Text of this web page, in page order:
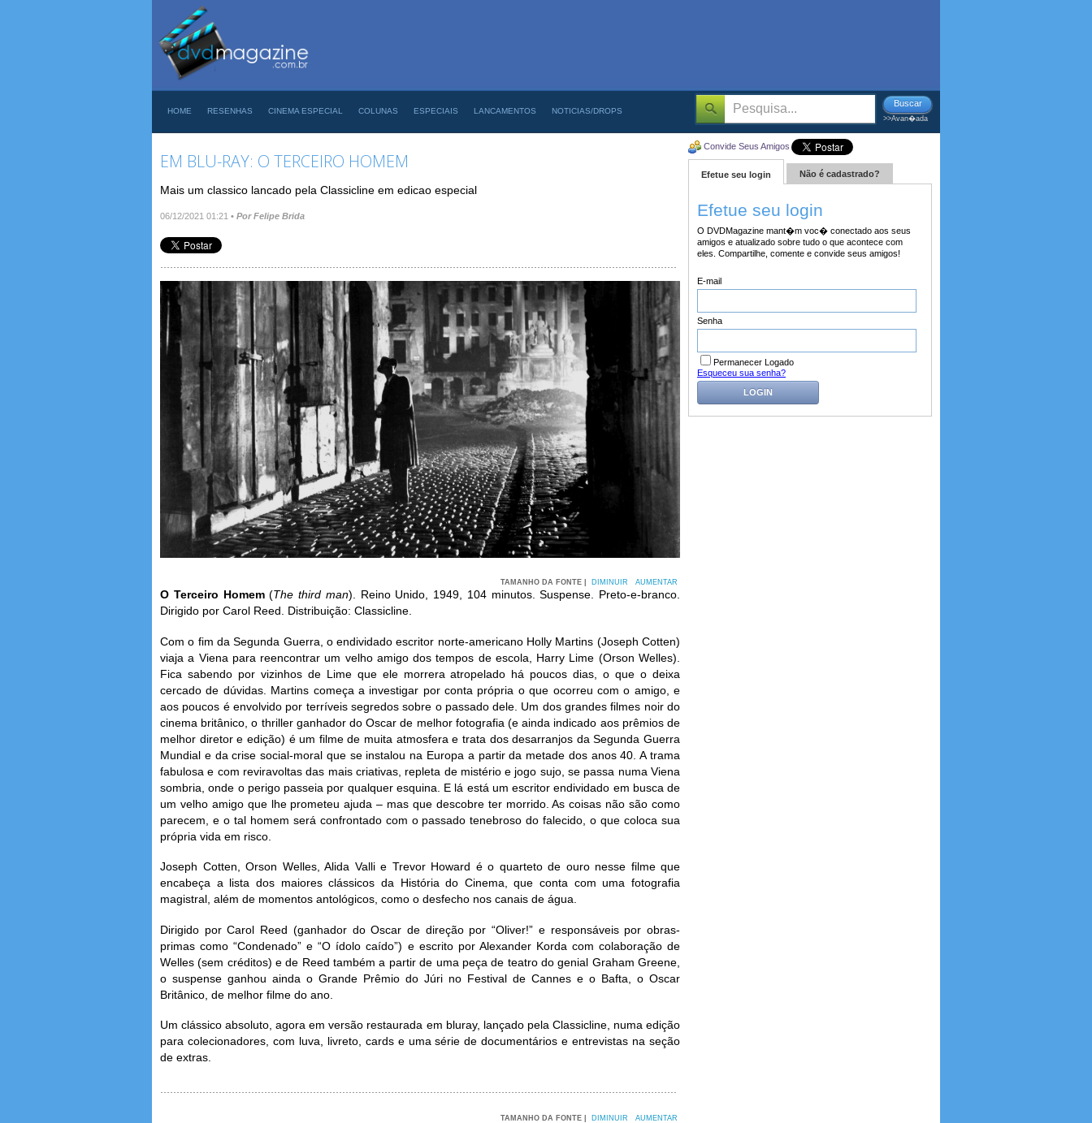
HOME RESENHAS CINEMA ESPECIAL COLUNAS ESPECIAIS LANCAMENTOS NOTICIAS/DROPS
Buscar
>>Avan�ada
EM BLU-RAY: O TERCEIRO HOMEM
Mais um classico lancado pela Classicline em edicao especial
06/12/2021 01:21 • Por Felipe Brida
TAMANHO DA FONTE | DIMINUIR AUMENTAR
O Terceiro Homem(The third man). Reino Unido, 1949, 104 minutos. Suspense. Preto-e-branco.
Dirigido por Carol Reed. Distribuição: Classicline.
Com o fim da Segunda Guerra, o endividado escritor norte-americano Holly Martins (Joseph Cotten)
viaja a Viena para reencontrar um velho amigo dos tempos de escola, Harry Lime (Orson Welles).
Fica sabendo por vizinhos de Lime que ele morrera atropelado há poucos dias, o que o deixa
cercado de dúvidas. Martins começa a investigar por conta própria o que ocorreu com o amigo, e
aos poucos é envolvido por terríveis segredos sobre o passado dele. Um dos grandes filmes noir do
cinema britânico, o thriller ganhador do Oscar de melhor fotografia (e ainda indicado aos prêmios de
melhor diretor e edição) é um filme de muita atmosfera e trata dos desarranjos da Segunda Guerra
Mundial e da crise social-moral que se instalou na Europa a partir da metade dos anos 40. A trama
fabulosa e com reviravoltas das mais criativas, repleta de mistério e jogo sujo, se passa numa Viena
sombria, onde o perigo passeia por qualquer esquina. E lá está um escritor endividado em busca de
um velho amigo que lhe prometeu ajuda – mas que descobre ter morrido. As coisas não são como
parecem, e o tal homem será confrontado com o passado tenebroso do falecido, o que coloca sua
própria vida em risco.
Joseph Cotten, Orson Welles, Alida Valli e Trevor Howard é o quarteto de ouro nesse filme que
encabeça a lista dos maiores clássicos da História do Cinema, que conta com uma fotografia
magistral, além de momentos antológicos, como o desfecho nos canais de água.
Dirigido por Carol Reed (ganhador do Oscar de direção por “Oliver!” e responsáveis por obras-
primas como “Condenado” e “O ídolo caído”) e escrito por Alexander Korda com colaboração de
Welles (sem créditos) e de Reed também a partir de uma peça de teatro do genial Graham Greene,
o suspense ganhou ainda o Grande Prêmio do Júri no Festival de Cannes e o Bafta, o Oscar
Britânico, de melhor filme do ano.
Um clássico absoluto, agora em versão restaurada em bluray, lançado pela Classicline, numa edição
para colecionadores, com luva, livreto, cards e uma série de documentários e entrevistas na seção
de extras.
TAMANHO DA FONTE | DIMINUIR AUMENTAR
Convide Seus Amigos
Efetue seu login Não é cadastrado?
Efetue seu login
O DVDMagazine mant�m voc� conectado aos seus
amigos e atualizado sobre tudo o que acontece com
eles. Compartilhe, comente e convide seus amigos!
E-mail
Senha
Permanecer Logado
Esqueceu sua senha?
LOGIN